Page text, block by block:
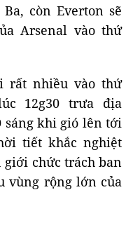
còn Everton sẽ
Arsenal vào thứ
rất nhiều vào thứ
12g30 trưa địa
sáng khi gió lên tới
tiết khắc nghiệt
chức trách ban
vùng rộng lớn của